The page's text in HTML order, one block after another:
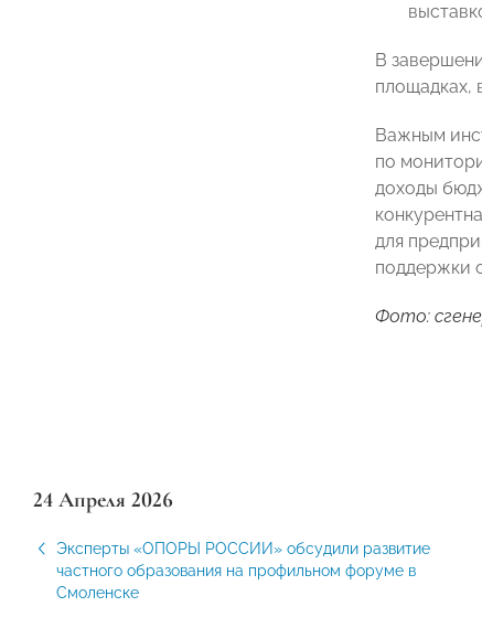
В
площадках,
Важным
по
доходы
для
поддержки
Фото:
24 Апреля 2026
Эксперты «ОПОРЫ РОССИИ» обсудили развитие
частного образования на профильном форуме в
Смоленске